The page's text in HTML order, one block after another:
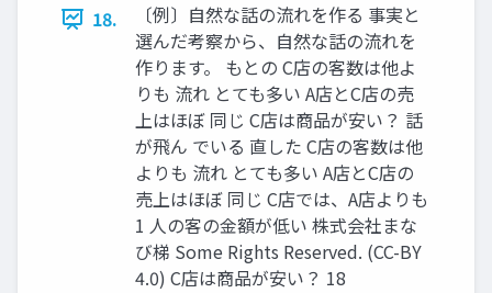
18.
〔例〕自然な話の流れを作る 事実と
選んだ考察から、自然な話の流れを
作ります。 もとの C店の客数は他よ
りも 流れ とても多い A店とC店の売
上はほぼ 同じ C店は商品が安い？ 話
が飛ん でいる 直した C店の客数は他
よりも 流れ とても多い A店とC店の
売上はほぼ 同じ C店では、A店よりも
1 人の客の金額が低い 株式会社まな
び梯 Some Rights Reserved. (CC-BY
4.0) C店は商品が安い？ 18